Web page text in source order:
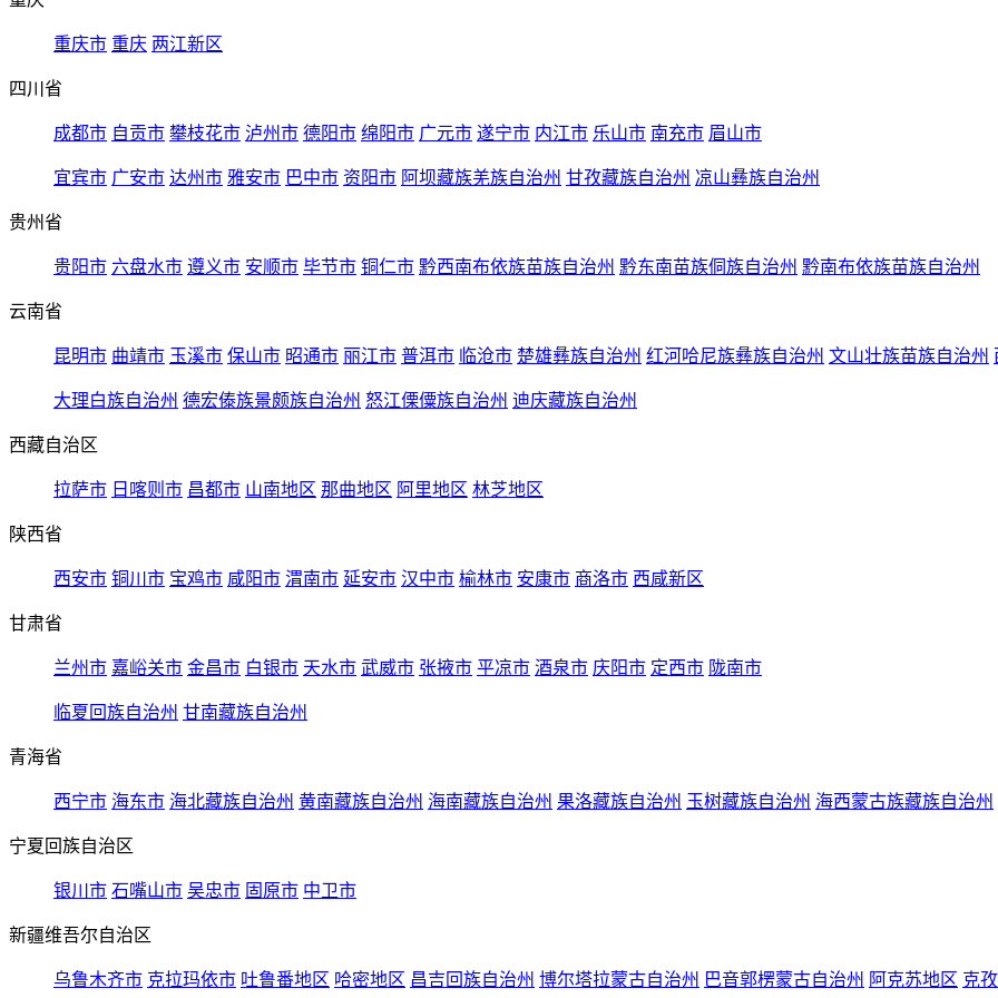
重庆市 重庆 两江新区
四川省
成都市 自贡市 攀枝花市 泸州市 德阳市 绵阳市 广元市 遂宁市 内江市 乐山市 南充市 眉山市
宜宾市 广安市 达州市 雅安市 巴中市 资阳市 阿坝藏族羌族自治州 甘孜藏族自治州 凉山彝族自治州
贵州省
贵阳市 六盘水市 遵义市 安顺市 毕节市 铜仁市 黔西南布依族苗族自治州 黔东南苗族侗族自治州 黔南布依族苗族自治州
云南省
昆明市 曲靖市 玉溪市 保山市 昭通市 丽江市 普洱市 临沧市 楚雄彝族自治州 红河哈尼族彝族自治州 文山壮族苗族自治州
大理白族自治州 德宏傣族景颇族自治州 怒江傈僳族自治州 迪庆藏族自治州
西藏自治区
拉萨市 日喀则市 昌都市 山南地区 那曲地区 阿里地区 林芝地区
陕西省
西安市 铜川市 宝鸡市 咸阳市 渭南市 延安市 汉中市 榆林市 安康市 商洛市 西咸新区
甘肃省
兰州市 嘉峪关市 金昌市 白银市 天水市 武威市 张掖市 平凉市 酒泉市 庆阳市 定西市 陇南市
临夏回族自治州 甘南藏族自治州
青海省
西宁市 海东市 海北藏族自治州 黄南藏族自治州 海南藏族自治州 果洛藏族自治州 玉树藏族自治州 海西蒙古族藏族自治州
宁夏回族自治区
银川市 石嘴山市 吴忠市 固原市 中卫市
新疆维吾尔自治区
乌鲁木齐市 克拉玛依市 吐鲁番地区 哈密地区 昌吉回族自治州 博尔塔拉蒙古自治州 巴音郭楞蒙古自治州 阿克苏地区 克